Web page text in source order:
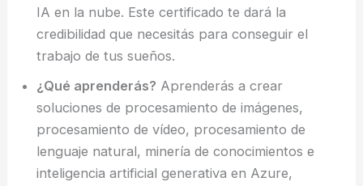
IA en la nube. Este certificado te dará la
credibilidad que necesitás para conseguir el
trabajo de tus sueños.
¿Qué aprenderás? Aprenderás a crear
soluciones de procesamiento de imágenes,
procesamiento de vídeo, procesamiento de
lenguaje natural, minería de conocimientos e
inteligencia artificial generativa en Azure,